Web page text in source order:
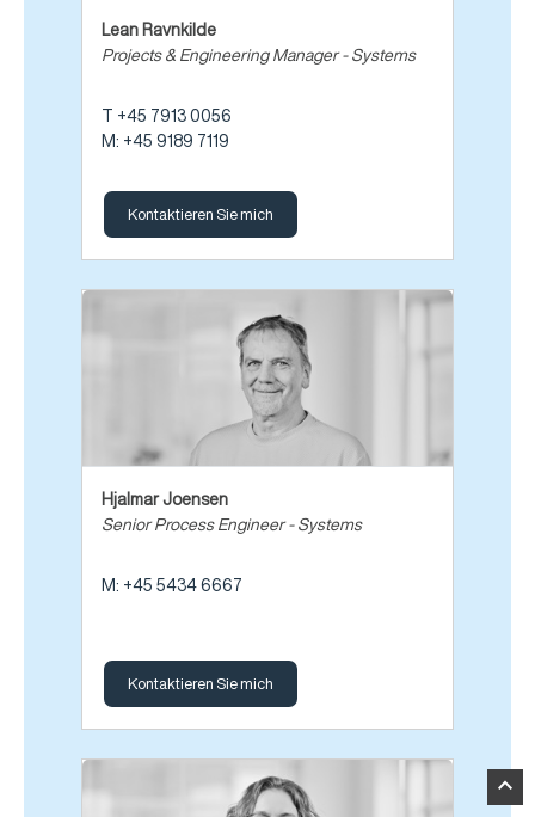
Lean Ravnkilde
Projects & Engineering Manager - Systems
T +45 7913 0056
M: +45 9189 7119
Kontaktieren Sie mich
Hjalmar Joensen
Senior Process Engineer - Systems
M: +45 5434 6667
Kontaktieren Sie mich
expand_less